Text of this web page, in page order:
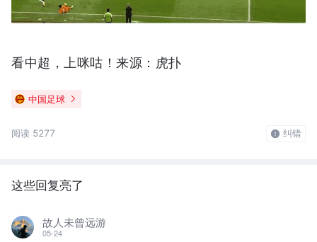
看中超，上咪咕！ 来源：虎扑
中国足球
阅读 5277 纠错
这些回复亮了
故人未曾远游
05-24